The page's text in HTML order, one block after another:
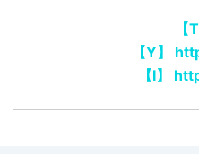
【T
【Y】
【I】